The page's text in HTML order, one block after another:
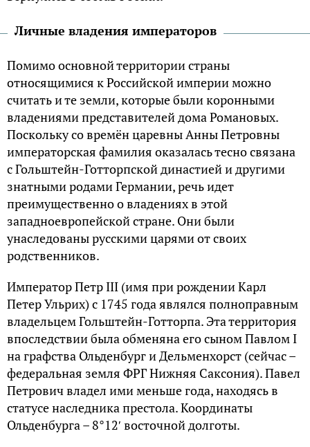
Личные владения императоров
Помимо основной территории страны
относящимися к Российской империи можно
считать и те земли, которые были коронными
владениями представителей дома Романовых.
Поскольку со времён царевны Анны Петровны
императорская фамилия оказалась тесно связана
с Гольштейн-Готторпской династией и другими
знатными родами Германии, речь идет
преимущественно о владениях в этой
западноевропейской стране. Они были
унаследованы русскими царями от своих
родственников.
Император Петр III (имя при рождении Карл
Петер Ульрих) с 1745 года являлся полноправным
владельцем Гольштейн-Готторпа. Эта территория
впоследствии была обменяна его сыном Павлом I
на графства Ольденбург и Дельменхорст (сейчас –
федеральная земля ФРГ Нижняя Саксония). Павел
Петрович владел ими меньше года, находясь в
статусе наследника престола. Координаты
Ольденбурга – 8°12′ восточной долготы.